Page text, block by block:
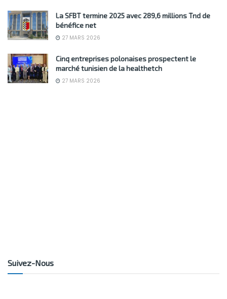
La SFBT termine 2025 avec 289,6 millions Tnd de
bénéfice net
27 MARS 2026
Cinq entreprises polonaises prospectent le
marché tunisien de la healthetch
27 MARS 2026
Suivez-Nous